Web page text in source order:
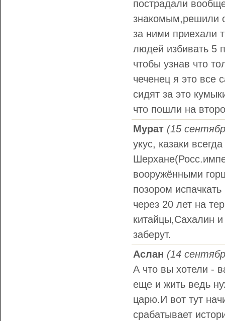
пострадали
знакомым,решили
за ними приехали
людей избивать 5
чтобы узнав что
чеченец я это все
сидят за это
что пошли на
Мурат (15
укус, казаки
вооружёнными
позором
через 20 лет на
китайцы,Сахалин
заберут.
Аслан (14
А что вы хотели -
еще и жить ведь
царю.И вот тут
срабатывает